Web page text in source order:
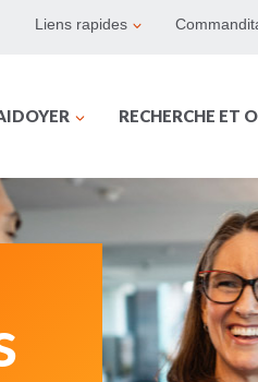
Liens rapides
RECHERCHE ET